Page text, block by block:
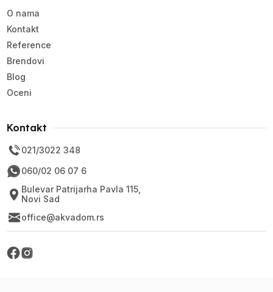
O nama
Kontakt
Reference
Brendovi
Blog
Oceni
Kontakt
021/3022 348
060/02 06 07 6
Bulevar Patrijarha Pavla 115,
Novi Sad
office@akvadom.rs